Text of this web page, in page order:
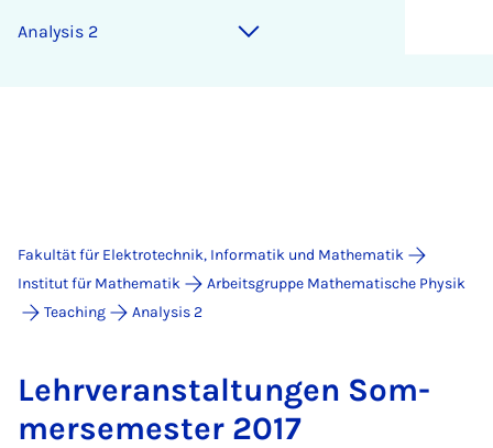
Analysis 2
Fakultät für Elektrotechnik, Informatik und Mathematik
Institut für Mathematik
Arbeitsgruppe Mathematische Physik
Teaching
Analysis 2
Lehr­ver­an­stal­tun­gen Som­
mer­se­mes­ter 2017